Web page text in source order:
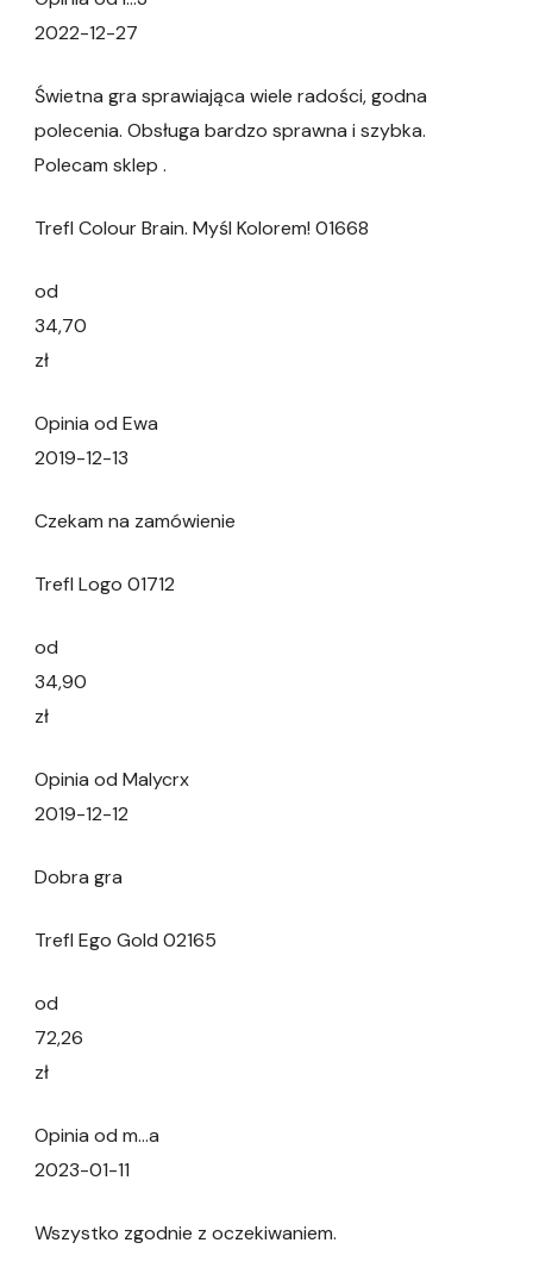
2022-12-27
Świetna gra sprawiająca wiele radości, godna
polecenia. Obsługa bardzo sprawna i szybka.
Polecam sklep .
Trefl Colour Brain. Myśl Kolorem! 01668
od
34,70
zł
Opinia od Ewa
2019-12-13
Czekam na zamówienie
Trefl Logo 01712
od
34,90
zł
Opinia od Malycrx
2019-12-12
Dobra gra
Trefl Ego Gold 02165
od
72,26
zł
Opinia od m…a
2023-01-11
Wszystko zgodnie z oczekiwaniem.